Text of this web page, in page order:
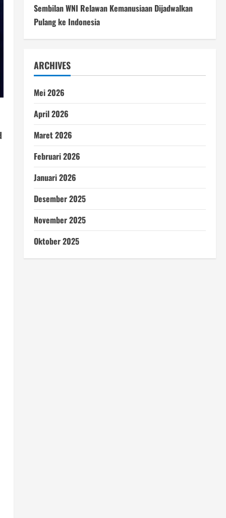
Sembilan WNI Relawan Kemanusiaan Dijadwalkan
Pulang ke Indonesia
ARCHIVES
Mei 2026
April 2026
Maret 2026
Februari 2026
Januari 2026
Desember 2025
November 2025
Oktober 2025